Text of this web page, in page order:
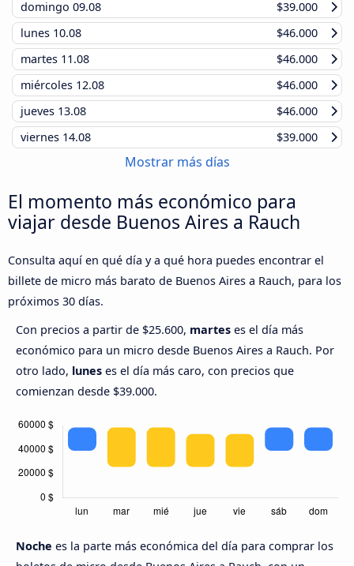
domingo 09.08
$39.000
lunes 10.08
$46.000
martes 11.08
$46.000
miércoles 12.08
$46.000
jueves 13.08
$46.000
viernes 14.08 $39.000
Mostrar más días
El momento más económico para
viajar desde Buenos Aires a Rauch
Consulta aquí en qué día y a qué hora puedes encontrar el
billete de micro más barato de Buenos Aires a Rauch, para los
próximos 30 días.
Con precios a partir de $25.600, martes es el día más
económico para un micro desde Buenos Aires a Rauch. Por
otro lado, lunes es el día más caro, con precios que
comienzan desde $39.000.
Noche es la parte más económica del día para comprar los